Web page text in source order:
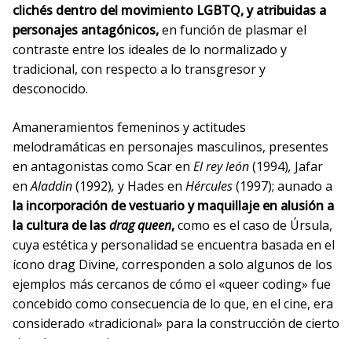
clichés dentro del movimiento LGBTQ, y atribuidas a
personajes antagónicos,en función de plasmar el
contraste entre los ideales de lo normalizado y
tradicional, con respecto a lo transgresor y
desconocido.
Amaneramientos femeninos y actitudes
melodramáticas en personajes masculinos, presentes
en antagonistas como Scar en El rey león(1994), Jafar
enAladdin(1992), y Hades en Hércules(1997); aunado a
la incorporación de vestuario y maquillaje en alusión a
la cultura de lasdrag queen,como es el caso de Úrsula,
cuya estética y personalidad se encuentra basada en el
ícono drag Divine, corresponden a solo algunos de los
ejemplos más cercanos de cómo el «queer coding» fue
concebido como consecuencia de lo que, en el cine, era
considerado «tradicional» para la construcción de cierto